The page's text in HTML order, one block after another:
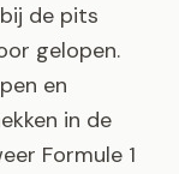
de pits
gelopen.
en
in de
Formule 1